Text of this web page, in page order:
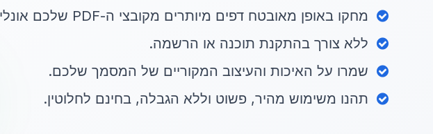
מחקו באופן מאובטח דפים מיותרים מקובצי ה-PDF שלכם אונליין.
ללא צורך בהתקנת תוכנה או הרשמה.
שמרו על האיכות והעיצוב המקוריים של המסמך שלכם.
תהנו משימוש מהיר, פשוט וללא הגבלה, בחינם לחלוטין.